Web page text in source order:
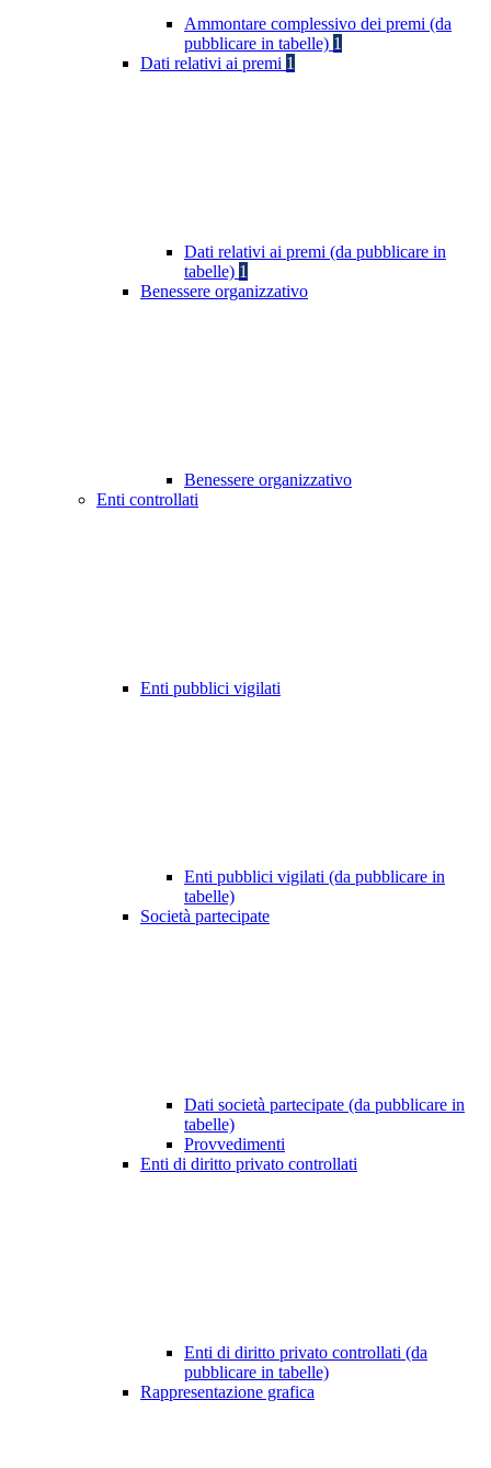
Ammontare complessivo dei premi (da
pubblicare in tabelle) 1
Dati relativi ai premi 1
Dati relativi ai premi (da pubblicare in
tabelle) 1
Benessere organizzativo
Benessere organizzativo
Enti controllati
Enti pubblici vigilati
Enti pubblici vigilati (da pubblicare in
tabelle)
Società partecipate
Dati società partecipate (da pubblicare in
tabelle)
Provvedimenti
Enti di diritto privato controllati
Enti di diritto privato controllati (da
pubblicare in tabelle)
Rappresentazione grafica